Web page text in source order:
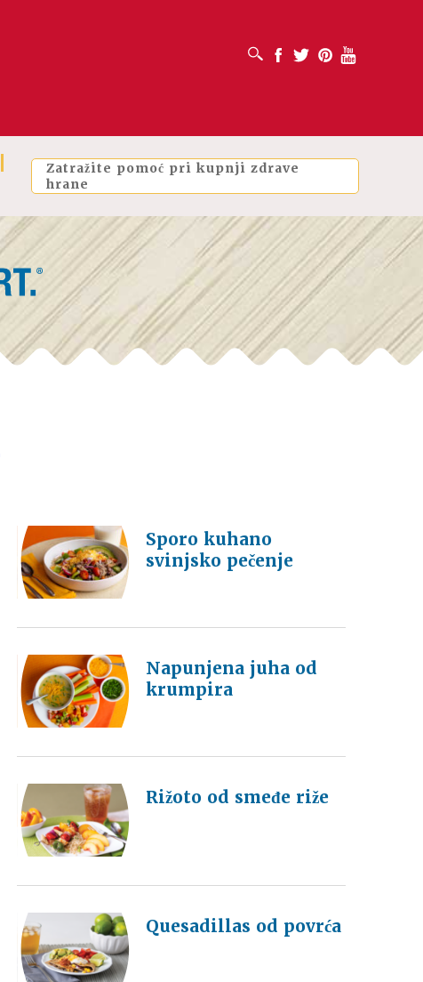
OTVORI OKVIR ZA PRETRAŽIVANJE
Facebook
Twitter PinterestYoutube
Zatražite pomoć pri kupnji zdrave
hrane
Sporo kuhano
svinjsko pečenje
Napunjena juha od
krumpira
Rižoto od smeđe riže
Quesadillas od povrća